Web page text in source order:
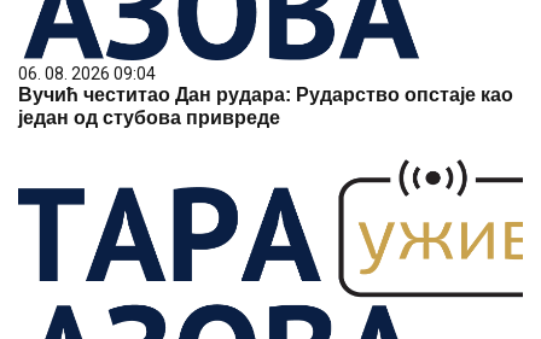
06. 08. 2026 09:04
Вучић честитао Дан рудара: Рударство опстаје као
један од стубова привреде